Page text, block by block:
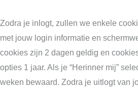
Zodra je inlogt, zullen we enkele
met jouw login informatie en
cookies zijn 2 dagen geldig en
opties 1 jaar. Als je “Herinner mij”
weken bewaard. Zodra je uitlogt van